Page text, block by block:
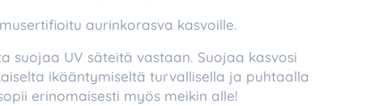
aurinkorasva kasvoille.
suojaa UV säteitä vastaan. Suojaa kasvosi
ikääntymiseltä turvallisella ja puhtaalla
erinomaisesti myös meikin alle!